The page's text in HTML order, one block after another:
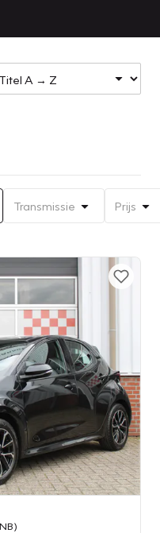
Transmissie Prijs